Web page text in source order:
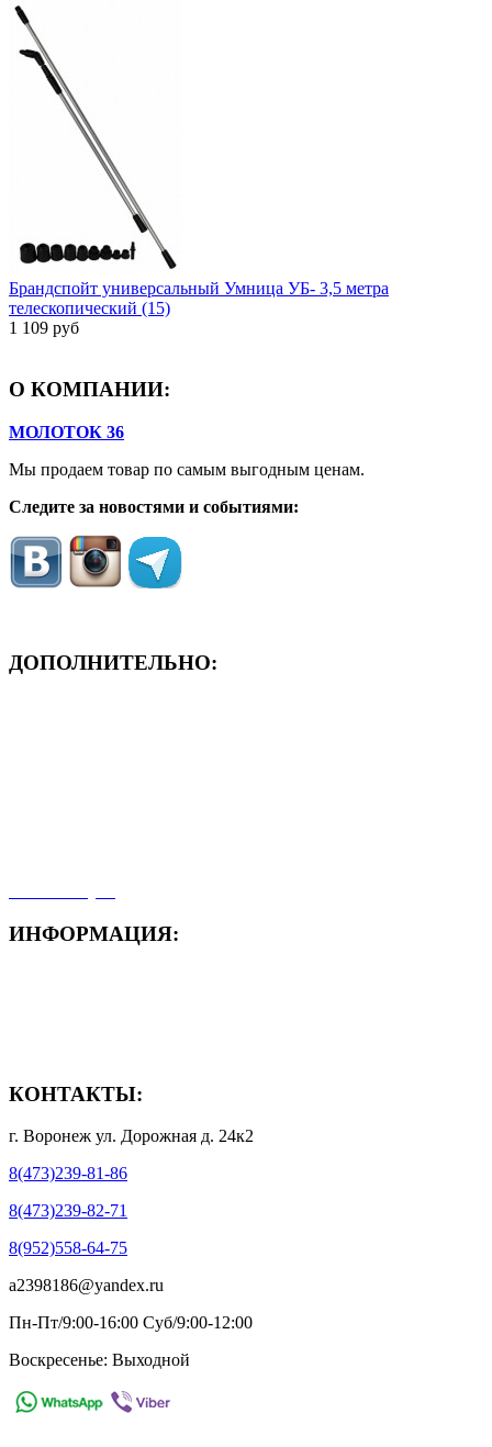
Брандспойт универсальный Умница УБ- 3,5 метра
телескопический (15)
1 109 руб
О КОМПАНИИ:
МОЛОТОК 36
Мы продаем товар по самым выгодным ценам.
Следите за новостями и событиями:
ДОПОЛНИТЕЛЬНО:
ИНФОРМАЦИЯ:
КОНТАКТЫ:
г. Воронеж ул. Дорожная д. 24к2
8(473)239-81-86
8(473)239-82-71
8(952)558-64-75
a2398186@yandex.ru
Пн-Пт/9:00-16:00 Суб/9:00-12:00
Воскресенье: Выходной